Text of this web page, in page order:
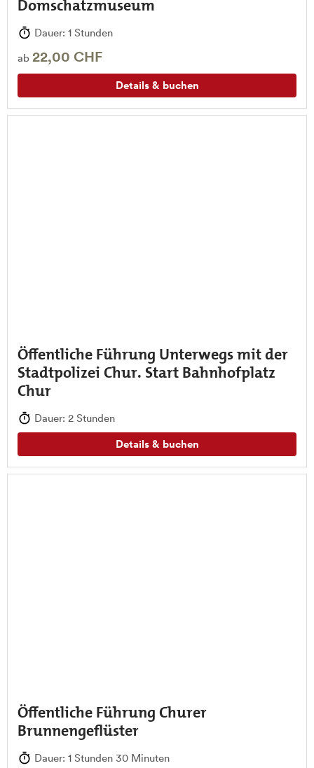
Domschatzmuseum
Dauer: 1 Stunden
ab 22,00 CHF
Details & buchen
Öffentliche Führung Unterwegs mit der
Stadtpolizei Chur. Start Bahnhofplatz
Chur
Dauer: 2 Stunden
Details & buchen
Öffentliche Führung Churer
Brunnengeflüster
Dauer: 1 Stunden 30 Minuten